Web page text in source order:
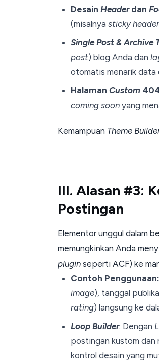
Desain Headerdan
(misalnya sticky header
Single Post & Archive
post) blog Anda dan
otomatis menarik data
Halaman Custom
coming soonyang
Kemampuan Theme
III. Alasan #3:
Postingan
Elementor unggul dalam
memungkinkan Anda
plugin seperti ACF) ke
Contoh Penggunaan:
image), tanggal
rating) langsung ke
Loop Builder: Dengan
postingan kustom dan
kontrol desain yang